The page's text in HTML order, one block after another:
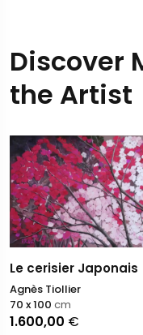
Discover
the Artist
Le cerisier Japonais
Agnès Tiollier
1.600,00 €
70 x 100 cm